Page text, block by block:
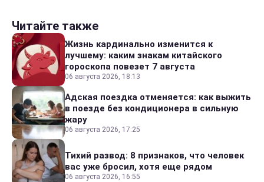
Читайте также
Жизнь кардинально изменится к
лучшему: каким знакам китайского
гороскопа повезет 7 августа
06 августа 2026, 18:13
Адская поездка отменяется: как выжить
в поезде без кондиционера в сильную
жару
06 августа 2026, 17:25
Тихий развод: 8 признаков, что человек
вас уже бросил, хотя еще рядом
06 августа 2026, 16:55